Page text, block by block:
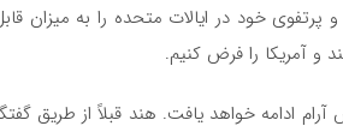
خود در ایالات متحده را به میزان
و آمریکا را فرض کنیم.
ادامه خواهد یافت. هند قبلاً از طریق